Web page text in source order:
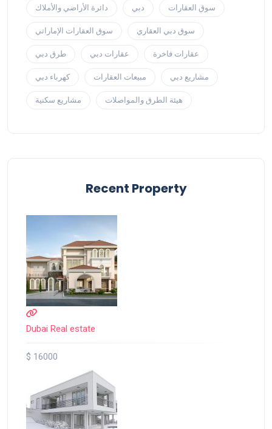
دائرة الأراضي والأملاك دبي سوق العقارات
سوق العقارات الإماراتي سوق دبي العقاري
طرق دبي عقارات دبي عقارات فاخرة
كهرباء دبي مبيعات العقارات مشاريع دبي
مشاريع سكنية هيئة الطرق والمواصلات
Recent Property
Dubai Real estate
$ 16000